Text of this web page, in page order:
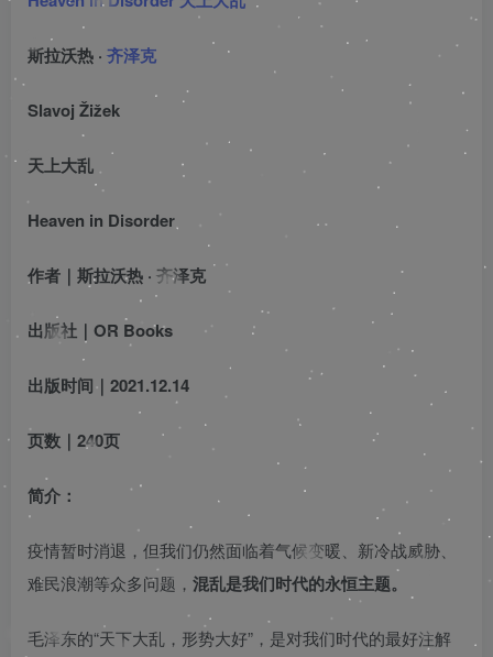
斯拉沃热 · 齐泽克
Slavoj Žižek
天上大乱
Heaven in Disorder
作者 ｜斯拉沃热 · 齐泽克
出版社 ｜OR Books
出版时间｜2021.12.14
页数 ｜240页
简介：
疫情暂时消退，但我们仍然面临着气候变暖、新冷战威胁、
难民浪潮等众多问题， 混乱是我们时代的永恒主题。
毛泽东的“天下大乱，形势大好”，是对我们时代的最好注解
❄